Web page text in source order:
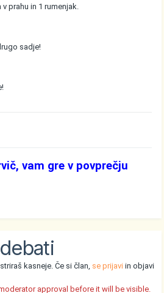
prahu in 1 rumenjak.
sadje!
vam gre v povprečju
kasneje. Če si član, se prijavi in objavi
approval before it will be visible.